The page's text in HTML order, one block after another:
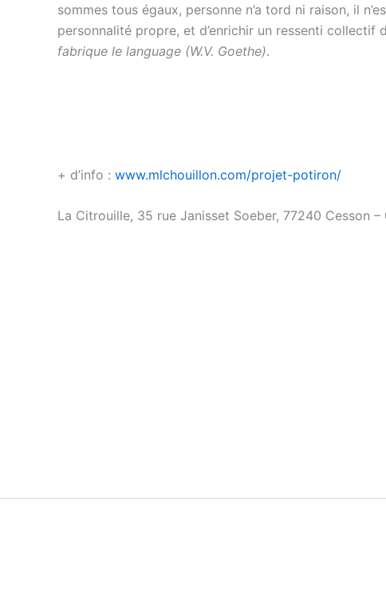
sommes tous égaux, personne n’a tord ni raison, il
personnalité propre, et d’enrichir un ressenti collectif
fabrique le language (W.V. Goethe).
L’équipe de
+ d’info : www.mlchouillon.com/projet-potiron/
La Citrouille, 35 rue Janisset Soeber, 77240 Cesson